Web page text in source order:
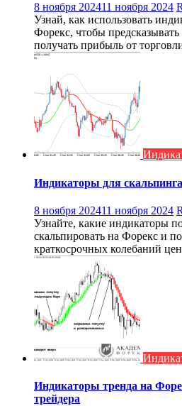
8 ноября 202411 ноября 2024
Узнай, как использовать
Форекс, чтобы
получать прибыль от
Индикаторы для
8 ноября 202411 ноября 2024
Узнайте, какие индикаторы
скальпировать на Форекс и
краткосрочных колебаний
Индикаторы тренда на
трейдера